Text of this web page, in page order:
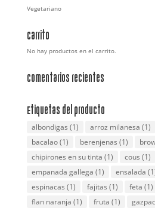
Vegetariano
Carrito
No hay productos en el carrito.
Comentarios recientes
Etiquetas del producto
albondigas (1) arroz milanesa (1)
bacalao(1) berenjenas (1)
chipirones en su tinta (1) cous (1)
empanada gallega (1) ensalada
espinacas (1) fajitas (1) feta (1)
flan naranja (1) fruta (1)